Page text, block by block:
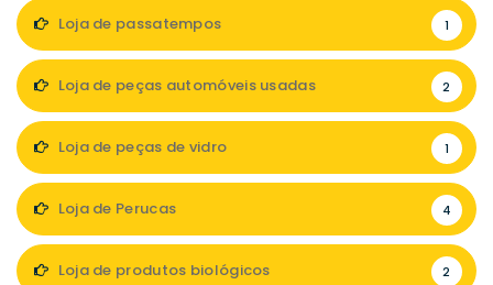
Loja de passatempos 1
Loja de peças automóveis usadas 2
Loja de peças de vidro 1
Loja de Perucas 4
Loja de produtos biológicos 2